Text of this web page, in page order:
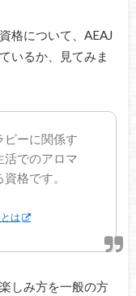
格について、AEAJ
いるか、見てみま
ピーに関係す
活でのアロマ
格です。
は
しみ方を一般の方